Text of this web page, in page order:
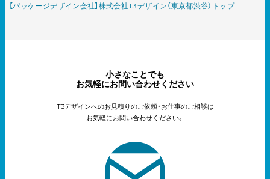
【パッケージデザイン会社】株式会社T3デザイン（東京都渋谷）トップ
小さなことでも
お気軽にお問い合わせください
T3デザインへのお見積りのご依頼・お仕事のご相談は
お気軽にお問い合わせください。